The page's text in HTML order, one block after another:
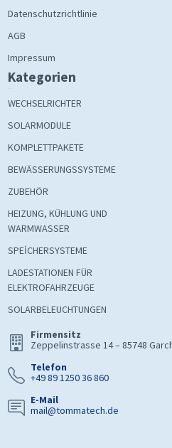
Datenschutzrichtlinie
AGB
Impressum
Kategorien
WECHSELRICHTER
SOLARMODULE
KOMPLETTPAKETE
BEWÄSSERUNGSSYSTEME
ZUBEHÖR
HEIZUNG, KÜHLUNG UND
WARMWASSER
SPEİCHERSYSTEME
LADESTATIONEN FÜR
ELEKTROFAHRZEUGE
SOLARBELEUCHTUNGEN
Firmensitz
Zeppelinstrasse 14 – 85748
Telefon
+49 89 1250 36 860
E-Mail
mail@tommatech.de